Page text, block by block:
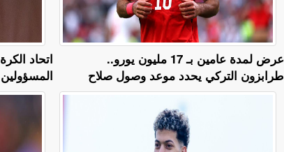
اتحاد
عرض لمدة عامين بـ 17 مليون يورو..
طرابزون التركي يحدد موعد وصول صلاح